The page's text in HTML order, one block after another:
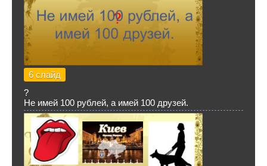
6 слайд
?
Не имей 100 рублей, а имей 100 друзей.